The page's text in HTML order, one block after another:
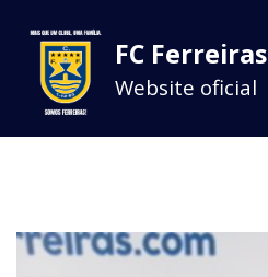
FC Ferreiras
Website oficial